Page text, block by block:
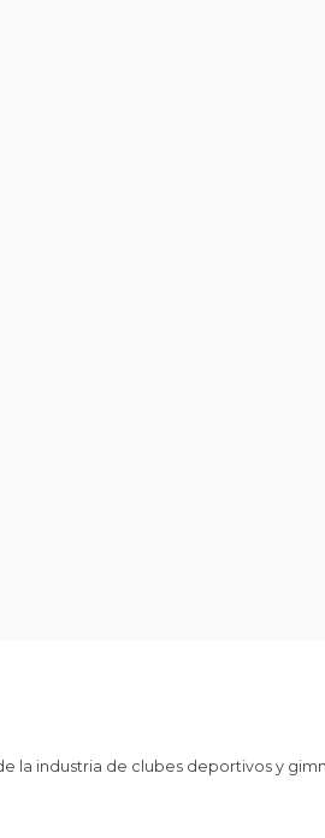
la industria de clubes deportivos y